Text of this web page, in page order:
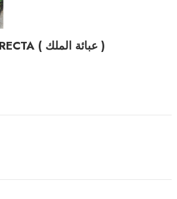
THUNBERGIA ERECTA ( عبائة الملك )